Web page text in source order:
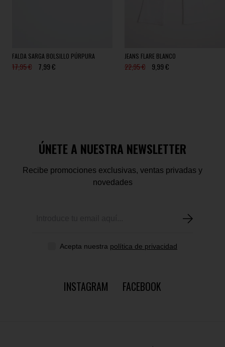
FALDA SARGA BOLSILLO PÚRPURA
17,95 € 7,99 €
JEANS FLARE BLANCO
22,95 € 9,99 €
ÚNETE A NUESTRA NEWSLETTER
Recibe promociones exclusivas, ventas privadas y
novedades
Acepta nuestra política de privacidad
INSTAGRAM FACEBOOK